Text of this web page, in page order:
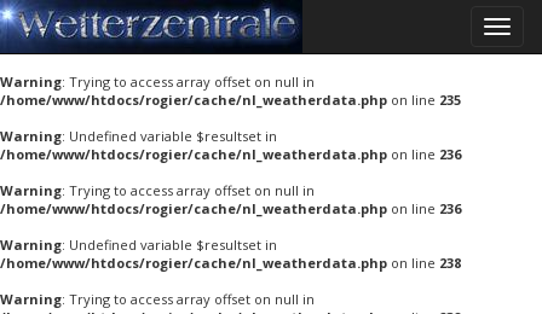
Warning: Undefined variable $resultset in
/home/www/htdocs/rogier/cache/nl_weatherdata.php
Warning: Trying to access array offset on null in
/home/www/htdocs/rogier/cache/nl_weatherdata.php on line 235
Warning: Undefined variable $resultset in
/home/www/htdocs/rogier/cache/nl_weatherdata.php on line 236
Warning: Trying to access array offset on null in
/home/www/htdocs/rogier/cache/nl_weatherdata.php on line 236
Warning: Undefined variable $resultset in
/home/www/htdocs/rogier/cache/nl_weatherdata.php on line 238
Warning: Trying to access array offset on null in
Toggle